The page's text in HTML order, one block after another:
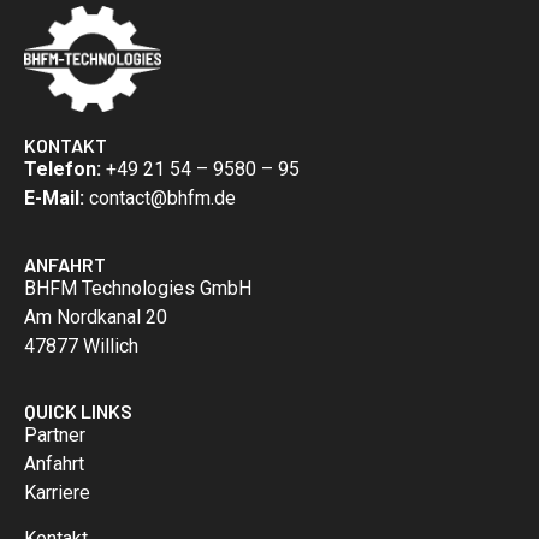
KONTAKT
Telefon: +49 21 54 – 9580 – 95
E-Mail: contact@bhfm.de
ANFAHRT
BHFM Technologies GmbH
Am Nordkanal 20
47877 Willich
QUICK LINKS
Partner
Anfahrt
Karriere